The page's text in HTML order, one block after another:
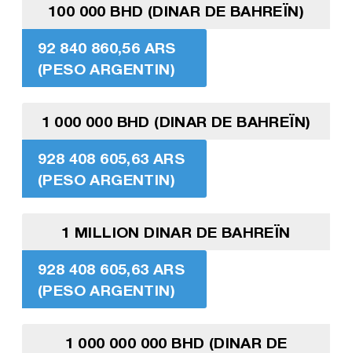
100 000 BHD (DINAR DE BAHREÏN)
92 840 860,56 ARS
(PESO ARGENTIN)
1 000 000 BHD (DINAR DE BAHREÏN)
928 408 605,63 ARS
(PESO ARGENTIN)
1 MILLION DINAR DE BAHREÏN
928 408 605,63 ARS
(PESO ARGENTIN)
1 000 000 000 BHD (DINAR DE